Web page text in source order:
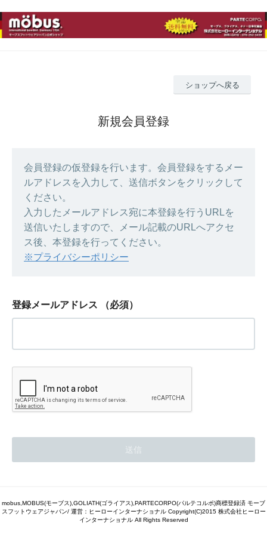
ショップへ戻る
新規会員登録
会員登録の仮登録を行います。会員登録をするメー
ルアドレスを入力して、送信ボタンをクリックして
ください。
入力したメールアドレス宛に本登録を行うURLを
送信いたしますので、メール記載のURLへアクセ
ス後、本登録を行ってください。
※プライバシーポリシー
登録メールアドレス （必須）
mobus,MOBUS(モーブス),GOLIATH(ゴライアス),PARTECORPO(パルテコルポ)商標登録済 モーブ
スフットウェアジャパン/ 運営：ヒーローインターナショナル Copyright(C)2015 株式会社ヒーロー
インターナショナル All Rights Reserved